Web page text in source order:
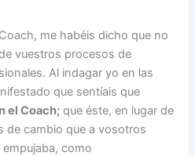
me habéis dicho que no
vuestros procesos de
Al indagar yo en las
que sentíais que
el Coach; que éste, en lugar de
de cambio que a vosotros
como